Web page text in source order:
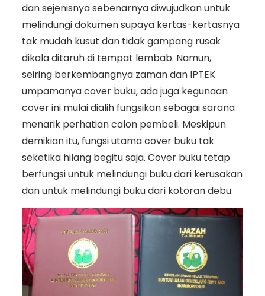
dan sejenisnya sebenarnya diwujudkan untuk
melindungi dokumen supaya kertas-kertasnya
tak mudah kusut dan tidak gampang rusak
dikala ditaruh di tempat lembab. Namun,
seiring berkembangnya zaman dan IPTEK
umpamanya cover buku, ada juga kegunaan
cover ini mulai dialih fungsikan sebagai sarana
menarik perhatian calon pembeli. Meskipun
demikian itu, fungsi utama cover buku tak
seketika hilang begitu saja. Cover buku tetap
berfungsi untuk melindungi buku dari kerusakan
dan untuk melindungi buku dari kotoran debu.